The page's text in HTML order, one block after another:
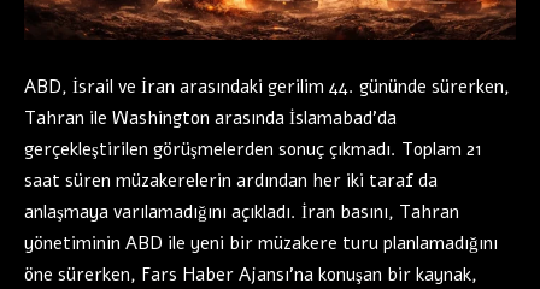
ABD, İsrail ve İran arasındaki gerilim 44. gününde sürerken,
Tahran ile Washington arasında İslamabad’da
gerçekleştirilen görüşmelerden sonuç çıkmadı. Toplam 21
saat süren müzakerelerin ardından her iki taraf da
anlaşmaya varılamadığını açıkladı. İran basını, Tahran
yönetiminin ABD ile yeni bir müzakere turu planlamadığını
öne sürerken, Fars Haber Ajansı’na konuşan bir kaynak,